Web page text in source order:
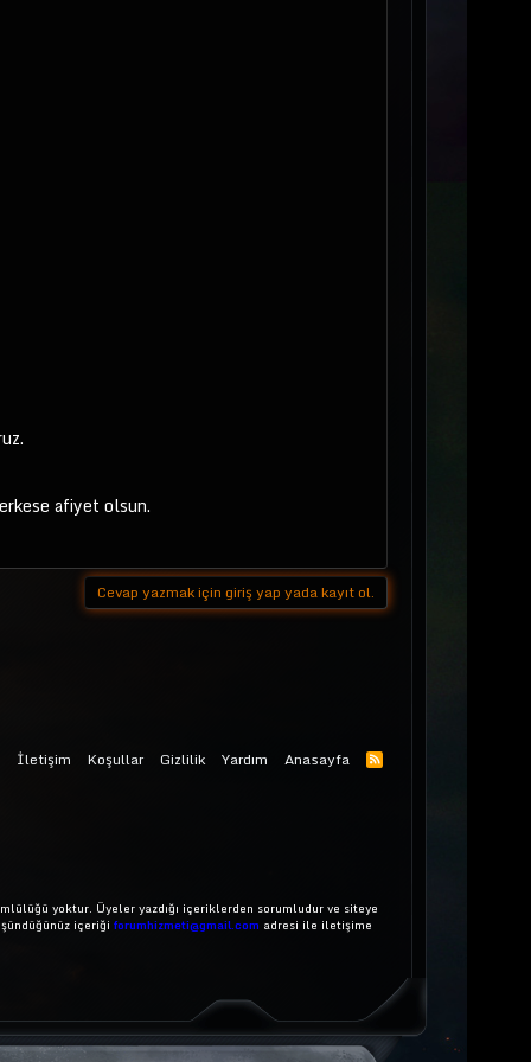
afiyet olsun.
Cevap yazmak için giriş yap yada kayıt ol.
İletişim Koşullar Gizlilik Yardım Anasayfa
yoktur. Üyeler yazdığı içeriklerden sorumludur ve siteye
içeriği forumhizmeti@gmail.com adresi ile iletişime